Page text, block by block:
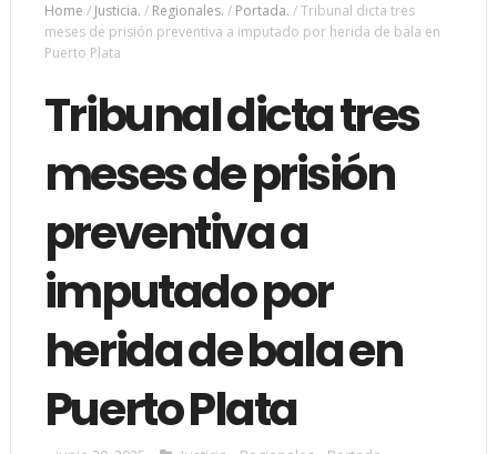
Home / Justicia. / Regionales. / Portada. /Tribunal dicta tres
meses de prisión preventiva a imputado por herida de bala en
Puerto Plata
Tribunal dicta tres
meses de prisión
preventiva a
imputado por
herida de bala en
Puerto Plata